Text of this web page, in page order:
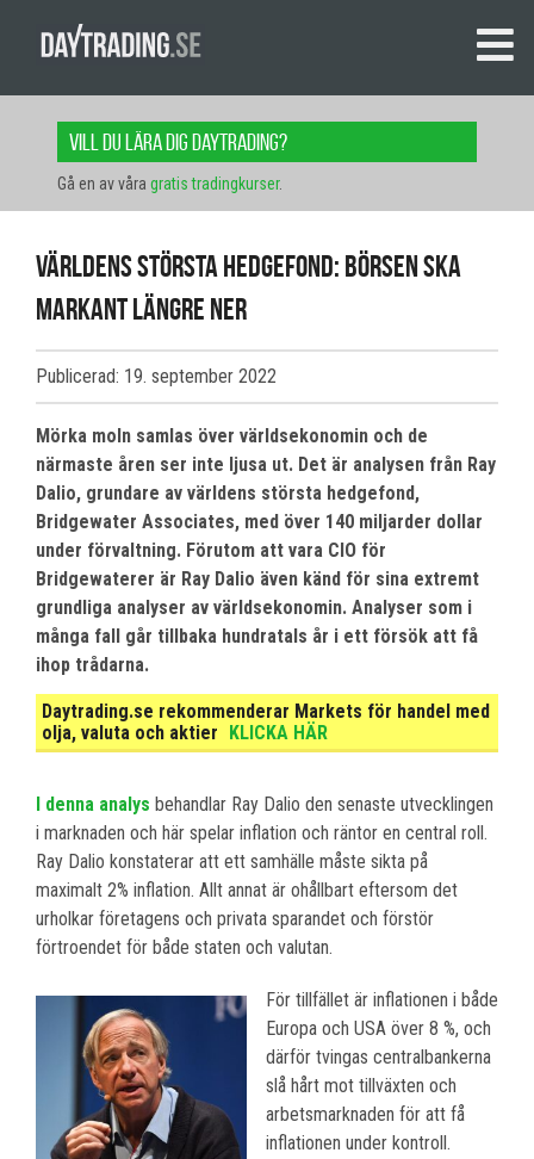
Vill du lära dig daytrading?
Gå en av våra gratis tradingkurser.
Världens största hedgefond: Börsen ska
markant längre ner
Publicerad: 19. september 2022
Mörka moln samlas över världsekonomin och de
närmaste åren ser inte ljusa ut. Det är analysen från Ray
Dalio, grundare av världens största hedgefond,
Bridgewater Associates, med över 140 miljarder dollar
under förvaltning. Förutom att vara CIO för
Bridgewaterer är Ray Dalio även känd för sina extremt
grundliga analyser av världsekonomin. Analyser som i
många fall går tillbaka hundratals år i ett försök att få
ihop trådarna.
Daytrading.se rekommenderar Markets för handel med
olja, valuta och aktier
KLICKA HÄR
I denna analys behandlar Ray Dalio den senaste utvecklingen
i marknaden och här spelar inflation och räntor en central roll.
Ray Dalio konstaterar att ett samhälle måste sikta på
maximalt 2% inflation. Allt annat är ohållbart eftersom det
urholkar företagens och privata sparandet och förstör
förtroendet för både staten och valutan.
För tillfället är inflationen i både
Europa och USA över 8 %, och
därför tvingas centralbankerna
slå hårt mot tillväxten och
arbetsmarknaden för att få
inflationen under kontroll.